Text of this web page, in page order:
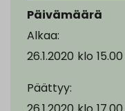
Päivämäärä
Alkaa:
26.1.2020 klo 15.00
Päättyy: